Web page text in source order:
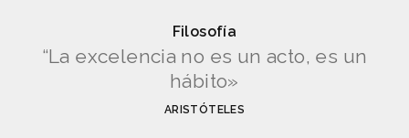
Filosofía
“La excelencia no es un acto, es un
hábito»
ARISTÓTELES